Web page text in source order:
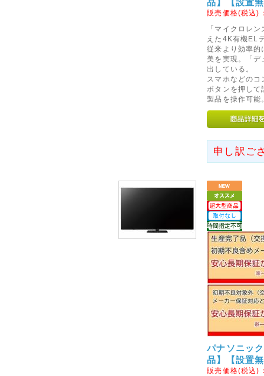
設定しても届かない場合は、
◇南東北・九州への送料改
ヤマト運輸の運賃改定にとも
北(宮城県、山形県、福島県)・
分県、宮崎県、鹿児島県)への
ぜひ、ご利用くださいませ。
◇九州熊本地方を中心とす
くなられた方々に謹んでお悔や
様に心よりお見舞い申し上げま
その後も群発しております余
お届けの遅れが予想されます。
お客様にはご迷惑をおかけい
うお願い申し上げます。
◇鳥取県中部を中心とする
平成28年10月21日に発生しま
災された皆様に心よりお見舞
心よりお祈り申し上げます。
ヤマト運輸の被害は軽微との
品】【設置
販売価格(税込)
「マイクロレ
えた4K有機EL
従来より効率的
美を実現。「デ
出している。
スマホなどの
ボタンを押して
製品を操作可能
申し訳ご
パナソニッ
品】【設置
販売価格(税込)